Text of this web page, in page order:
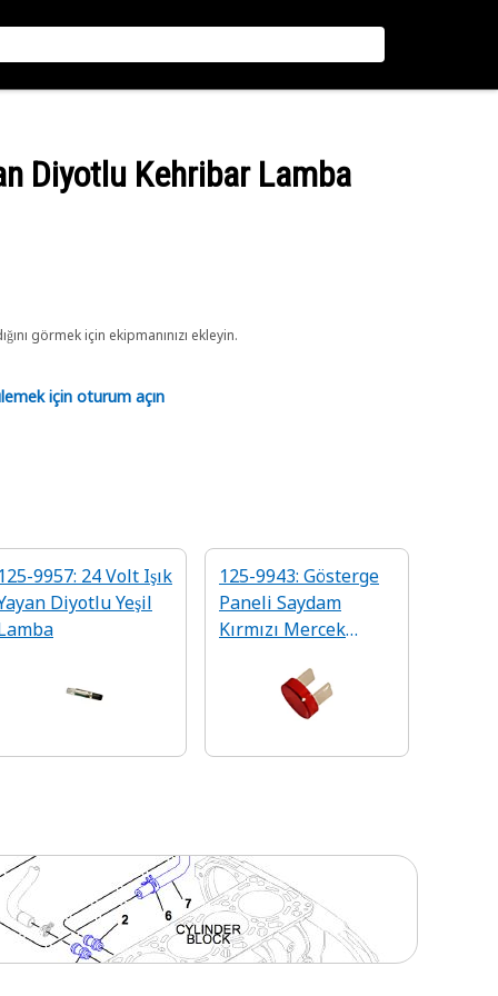
Diyotlu Kehribar Lamba
görmek için ekipmanınızı ekleyin.
için oturum açın
9957: 24 Volt Işık
Diyotlu Yeşil
125-9943: Gösterge
Paneli Saydam
Kırmızı Mercek